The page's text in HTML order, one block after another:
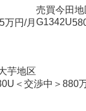
万円/月
売買今田地
G1342U
芋地区
＜交渉中＞ 880